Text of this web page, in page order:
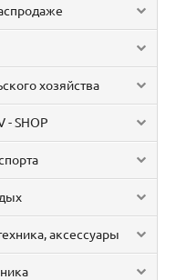
хозяйства
- SHOP
аксессуары